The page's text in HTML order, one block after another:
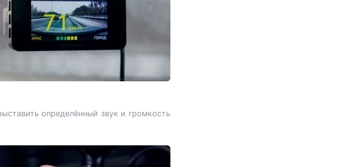
определённый звук и громкость